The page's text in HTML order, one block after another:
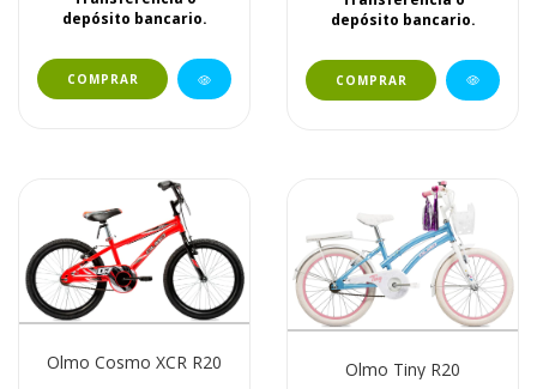
depósito bancario.
COMPRAR
depósito bancario.
Olmo Cosmo XCR R20 Olmo Tiny R20